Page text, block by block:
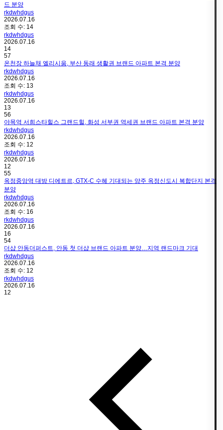
드 분양
rkdwhdgus
2026.07.16
조회 수: 14
rkdwhdgus
2026.07.16
14
57
온천장 하늘채 엘리시움, 부산 동래 생활권 브랜드 아파트 본격 분양
rkdwhdgus
2026.07.16
조회 수: 13
rkdwhdgus
2026.07.16
13
56
야목역 서희스타힐스 그랜드힐, 화성 서부권 역세권 브랜드 아파트 본격 분양
rkdwhdgus
2026.07.16
조회 수: 12
rkdwhdgus
2026.07.16
12
55
옥정중앙역 대방 디에트르, GTX-C 수혜 기대되는 양주 옥정신도시 복합단지 본격
분양
rkdwhdgus
2026.07.16
조회 수: 16
rkdwhdgus
2026.07.16
16
54
더샵 안동더퍼스트, 안동 첫 더샵 브랜드 아파트 분양…지역 랜드마크 기대
rkdwhdgus
2026.07.16
조회 수: 12
rkdwhdgus
2026.07.16
12